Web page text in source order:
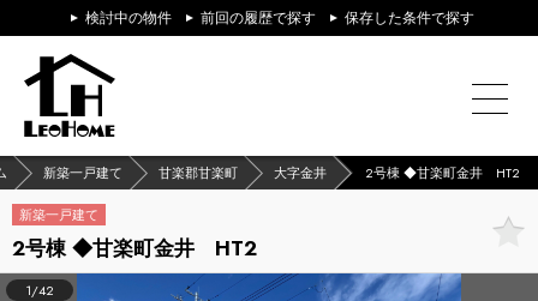
検討中の物件 前回の履歴で探す 保存した条件で探す
新築一戸建て 甘楽郡甘楽町 大字金井 2号棟 ◆甘楽町金井 HT2
新築一戸建て
2号棟 ◆甘楽町金井 HT2
1/42